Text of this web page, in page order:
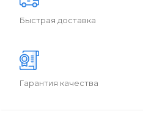
Быстрая доставка
Гарантия качества